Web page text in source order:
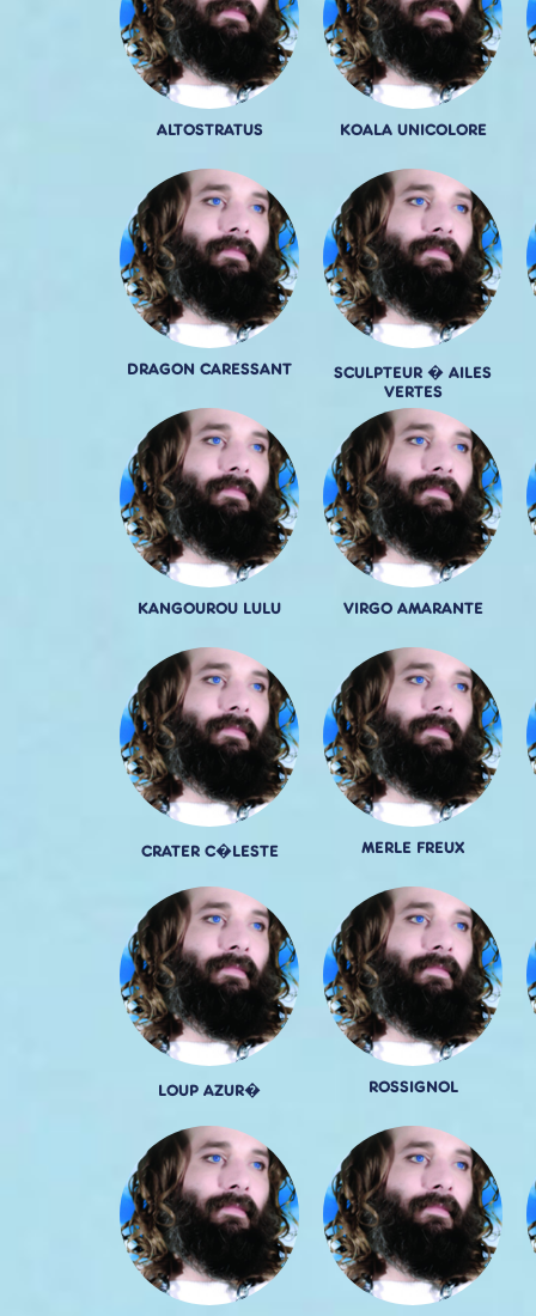
ALTOSTRATUS KOALA UNICOLORE
DRAGON CARESSANT
SCULPTEUR � AILES
VERTES
KANGOUROU LULU VIRGO AMARANTE
CRATER C�LESTE MERLE FREUX
LOUP AZUR� ROSSIGNOL